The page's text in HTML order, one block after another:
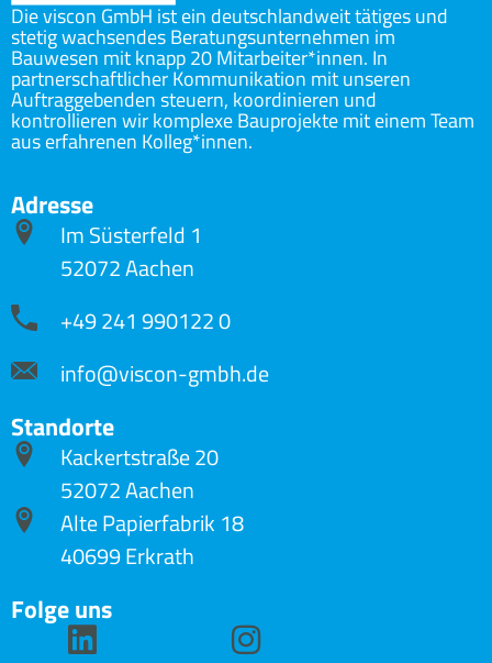
Die viscon GmbH ist ein deutschlandweit tätiges und
stetig wachsendes Beratungsunternehmen im
Bauwesen mit knapp 20 Mitarbeiter*innen. In
partnerschaftlicher Kommunikation mit unseren
Auftraggebenden steuern, koordinieren und
kontrollieren wir komplexe Bauprojekte mit einem Team
aus erfahrenen Kolleg*innen.
Adresse
Im Süsterfeld 1
52072 Aachen
+49 241 990122 0
info@viscon-gmbh.de
Standorte
Kackertstraße 20
52072 Aachen
Alte Papierfabrik 18
40699 Erkrath
Folge uns